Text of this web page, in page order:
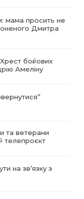
мама просить не
Дмитра
бойових
Амеліну
та ветерани
телепроєкт
на зв’язку з